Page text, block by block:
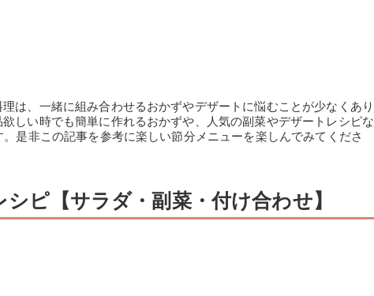
は、一緒に組み合わせるおかずやデザートに悩むことが少なくあり
しい時でも簡単に作れるおかずや、人気の副菜やデザートレシピな
是非この記事を参考に楽しい節分メニューを楽しんでみてくださ
ピ【サラダ・副菜・付け合わせ】